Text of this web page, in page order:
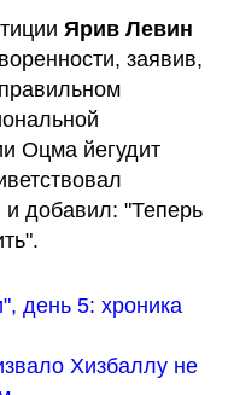
Ярив Левин
заявив,
безопасности и лидер партии Оцма йегудит
и добавил: "Теперь
день 5: хроника
Хизбаллу не